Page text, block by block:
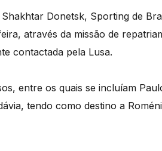
Donetsk, Sporting de
através da missão de
contactada pela Lusa.
entre os quais se incluíam
tendo como destino a